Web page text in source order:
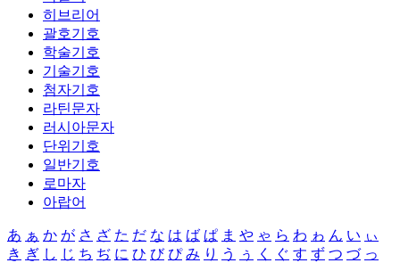
히브리어
괄호기호
학술기호
기술기호
첨자기호
라틴문자
러시아문자
단위기호
일반기호
로마자
아랍어
あ ぁ か が さ ざ た だ な は ば ぱ ま や ゃ ら わ ゎ ん い ぃ
き ぎ し じ ち ぢ に ひ び ぴ み り う ぅ く ぐ す ず つ づ っ